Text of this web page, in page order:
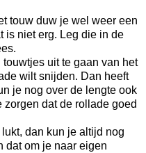
touw duw je wel weer een
is niet erg. Leg die in de
uit te gaan van het
wilt snijden. Dan heeft
je nog over de lengte ook
dat de rollade goed
dan kun je altijd nog
dat om je naar eigen